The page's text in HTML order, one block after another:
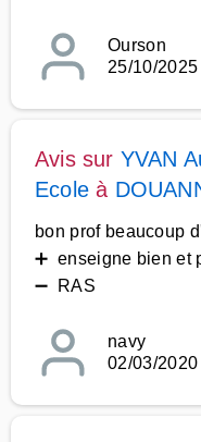
Ourson
25/10/2025
Avis sur YVAN
Ecole à
bon prof beaucoup
➕ enseigne bien et
➖ RAS
navy
02/03/2020